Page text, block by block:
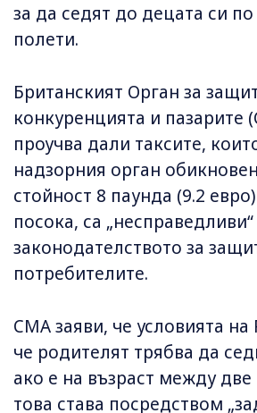
за да седят до децата си
полети.
Британският Орган за
конкуренцията и пазарите
проучва дали таксите,
надзорния орган
стойност 8 паунда (9.2
посока, са
законодателството за
потребителите.
CMA заяви, че условията на
че родителят трябва да
ако е на възраст между
това става посредством